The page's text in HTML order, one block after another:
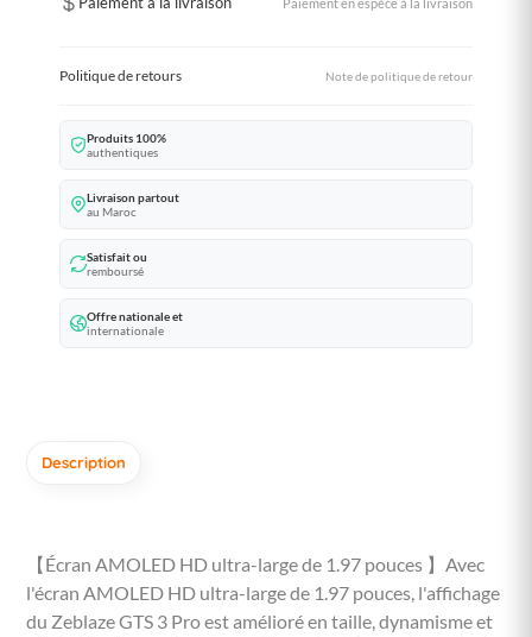
Paiement en espèce à la livraison
Politique de retours Note de politique de retour
Produits 100%
authentiques
Livraison partout
au Maroc
Satisfait ou
remboursé
Offre nationale et
internationale
Description
【Écran AMOLED HD ultra-large de 1.97 pouces 】Avec
l'écran AMOLED HD ultra-large de 1.97 pouces, l'affichage
du Zeblaze GTS 3 Pro est amélioré en taille, dynamisme et